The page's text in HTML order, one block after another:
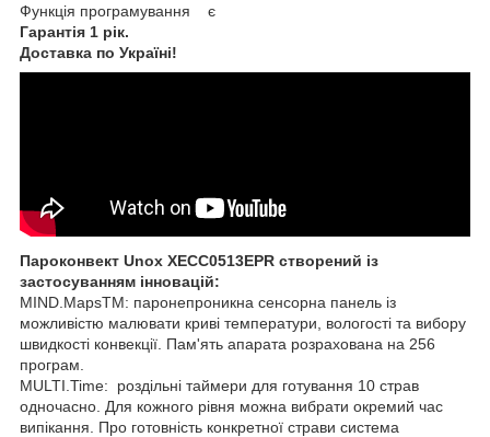
Функція програмування є
Гарантія 1 рік.
Доставка по Україні!
Пароконвект Unox XECC0513EPR створений із
застосуванням інновацій:
MIND.MapsTM: паронепроникна сенсорна панель із
можливістю малювати криві температури, вологості та вибору
швидкості конвекції. Пам'ять апарата розрахована на 256
програм.
MULTI.Time: роздільні таймери для готування 10 страв
одночасно. Для кожного рівня можна вибрати окремий час
випікання. Про готовність конкретної страви система